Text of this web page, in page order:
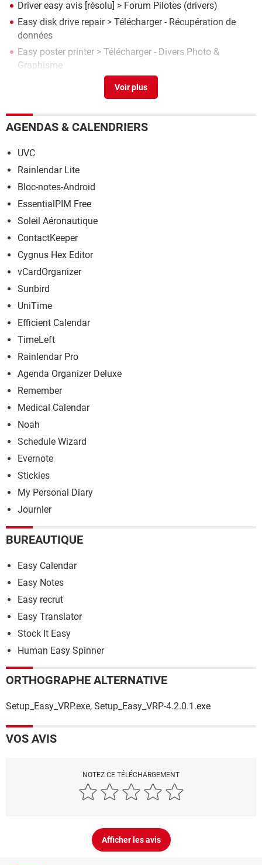
Driver easy avis [résolu] > Forum Pilotes (drivers)
Easy disk drive repair> Télécharger - Récupération de
données
Easy poster printer > Télécharger - Divers Photo &
Graphisme
Forum WiFi
> Télécharger - Nettoyage
AGENDAS & CALENDRIERS
UVC
Rainlendar Lite
Bloc-notes-Android
EssentialPIM Free
Soleil Aéronautique
ContactKeeper
Cygnus Hex Editor
vCardOrganizer
Sunbird
UniTime
Efficient Calendar
TimeLeft
Rainlendar Pro
Agenda Organizer Deluxe
Remember
Medical Calendar
Noah
Schedule Wizard
Evernote
Stickies
My Personal Diary
Journler
BUREAUTIQUE
Easy Calendar
Easy Notes
Easy recrut
Easy Translator
Stock It Easy
Human Easy Spinner
ORTHOGRAPHE ALTERNATIVE
Setup_Easy_VRP.exe, Setup_Easy_VRP-4.2.0.1.exe
VOS AVIS
NOTEZ CE TÉLÉCHARGEMENT
Afficher les avis